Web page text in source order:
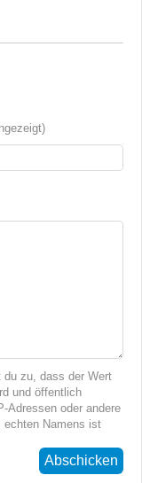
du zu, dass der Wert
und öffentlich
Adressen oder andere
echten Namens ist
Abschicken